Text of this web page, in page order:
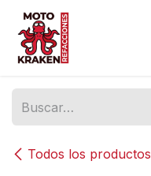
Ir al contenido
Todos los productos